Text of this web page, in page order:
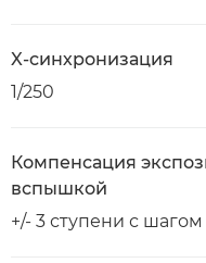
X-синхронизация
1/250
Компенсация
вспышкой
+/- 3 ступени с шагом